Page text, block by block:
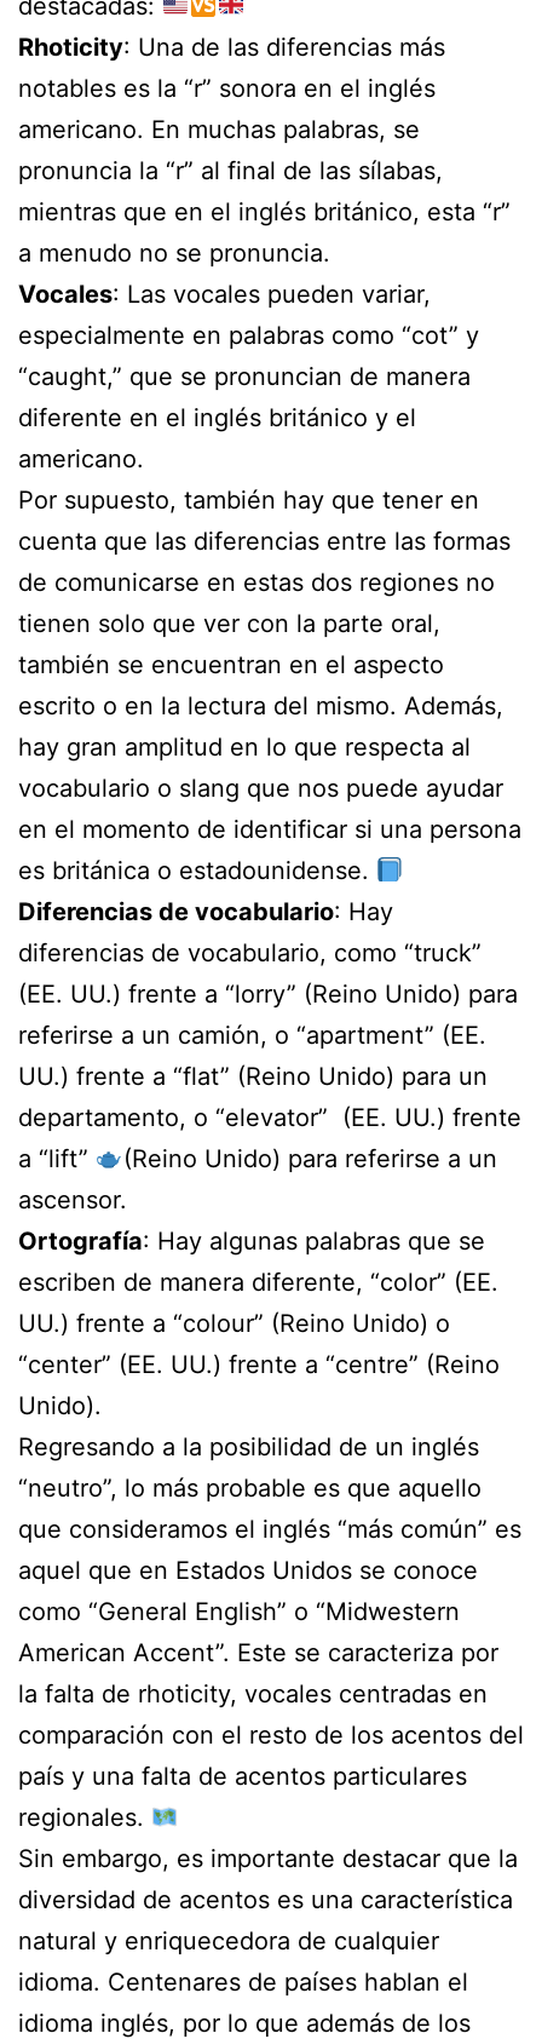
Rhoticity: Una de las diferencias más
notables es la “r” sonora en el inglés
americano. En muchas palabras, se
pronuncia la “r” al final de las sílabas,
mientras que en el inglés británico, esta “r”
a menudo no se pronuncia.
Vocales: Las vocales pueden variar,
especialmente en palabras como “cot” y
“caught,” que se pronuncian de manera
diferente en el inglés británico y el
americano.
Por supuesto, también hay que tener en
cuenta que las diferencias entre las formas
de comunicarse en estas dos regiones no
tienen solo que ver con la parte oral,
también se encuentran en el aspecto
escrito o en la lectura del mismo. Además,
hay gran amplitud en lo que respecta al
vocabulario o slang que nos puede ayudar
en el momento de identificar si una persona
es británica o estadounidense.
Diferencias de vocabulario: Hay
diferencias de vocabulario, como “truck”
(EE. UU.) frente a “lorry” (Reino Unido) para
referirse a un camión, o “apartment” (EE.
UU.) frente a “flat” (Reino Unido) para un
departamento, o “elevator” (EE. UU.) frente
a “lift”
(Reino Unido) para referirse a un
ascensor.
Ortografía: Hay algunas palabras que se
escriben de manera diferente, “color” (EE.
UU.) frente a “colour” (Reino Unido) o
“center” (EE. UU.) frente a “centre” (Reino
Unido).
Regresando a la posibilidad de un inglés
“neutro”, lo más probable es que aquello
que consideramos el inglés “más común” es
aquel que en Estados Unidos se conoce
como “General English” o “Midwestern
American Accent”. Este se caracteriza por
la falta de rhoticity, vocales centradas en
comparación con el resto de los acentos del
país y una falta de acentos particulares
regionales.
Sin embargo, es importante destacar que la
diversidad de acentos es una característica
natural y enriquecedora de cualquier
idioma. Centenares de países hablan el
idioma inglés, por lo que además de los